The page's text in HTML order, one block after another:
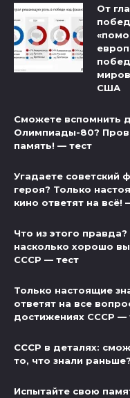
От
США
Сможете вспомнить
Олимпиады-80?
память! — тест
Угадаете советский
героя? Только
кино ответят на всё!
Что из этого
насколько хорошо
СССР — тест
Только настоящие
ответят на все
достижениях СССР —
СССР в деталях:
то, что знали
Испытайте свою